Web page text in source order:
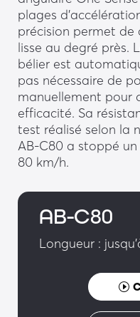
plages
précision permet
lisse au degré près.
bélier est
pas nécessaire de
manuellement pour
efficacité. Sa
test réalisé selon la
AB-C80 a stoppé
80 km/h.
AB-C80
Longueur :